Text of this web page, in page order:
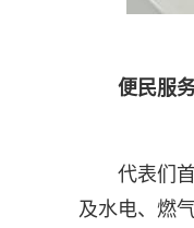
便民服
代表们
及水电、燃